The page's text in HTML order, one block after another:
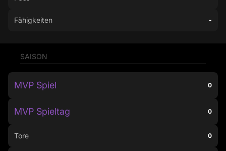
Fähigkeiten -
SAISON
MVP Spiel 0
MVP Spieltag 0
Tore 0